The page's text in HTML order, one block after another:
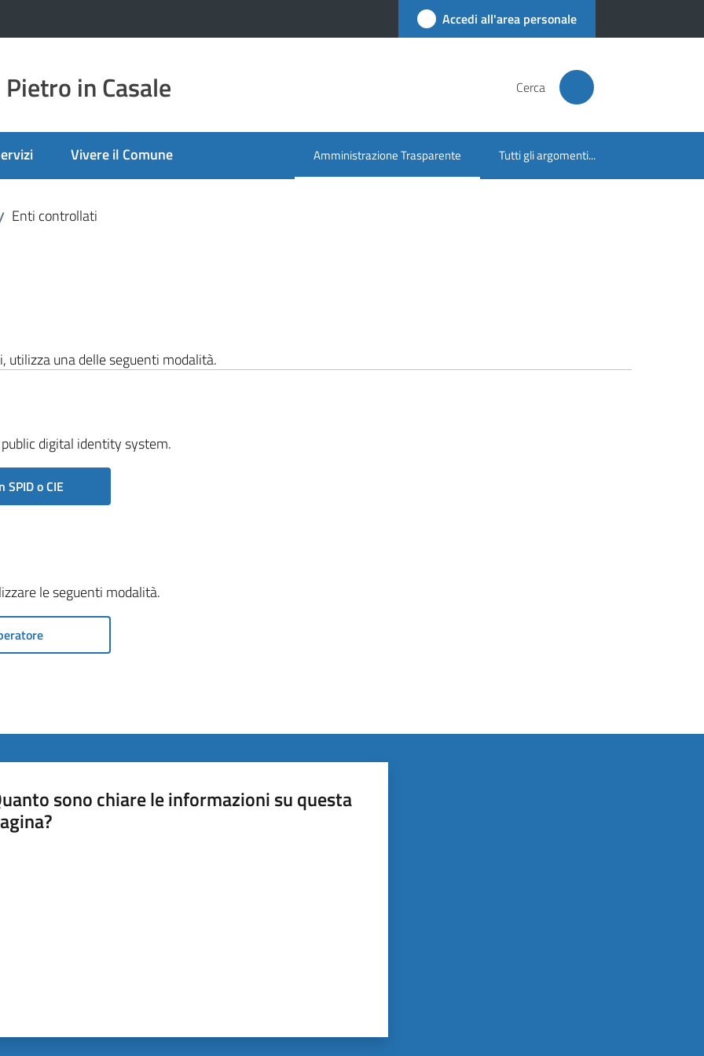
Accedi all'area personale
in Casale Cerca
Vivere il Comune Amministrazione Trasparente
Menu selezionato Tutti gli argomenti...
Enti controllati
utilizza una delle seguenti modalità.
digital identity system.
SPID o CIE
le seguenti modalità.
sono chiare le informazioni su questa